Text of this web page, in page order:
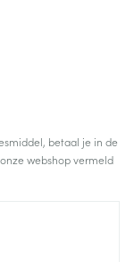
betaal je in de
webshop vermeld